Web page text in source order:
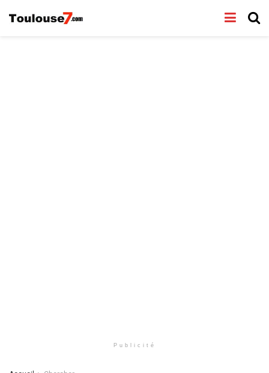
Publicité